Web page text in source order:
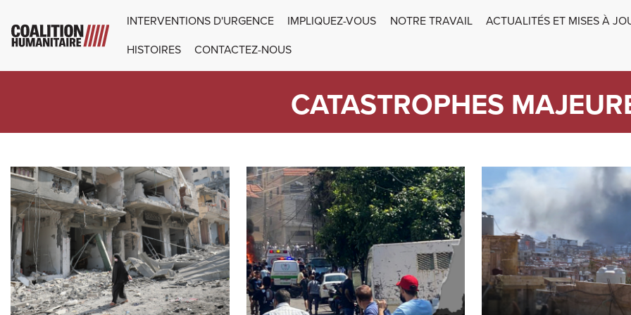
MAIN NAVIGATION
INTERVENTIONS D'URGENCE IMPLIQUEZ-VOUS NOTRE TRAVAIL ACTUALITÉS ET MISES À
HISTOIRES CONTACTEZ-NOUS
CATASTROPHES